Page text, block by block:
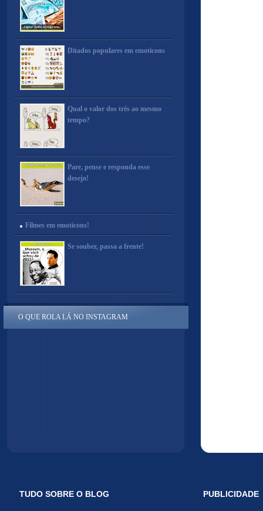
Ditados populares em emoticons
Qual o valor dos três ao mesmo
tempo?
Pare, pense e responda esse
desejo!
Filmes em emoticons!
Se souber, passa a frente!
O QUE ROLA LÁ NO INSTAGRAM
TUDO SOBRE O BLOG PUBLICIDADE